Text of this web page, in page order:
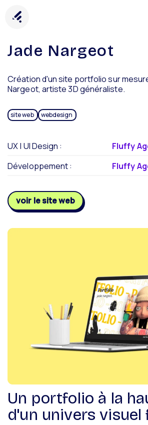
Jade Nargeot
Création d'un site portfolio sur
Nargeot, artiste 3D généraliste.
site web webdesign
UX | UI Design :
Fluffy
Développement :
Fluffy
voir le site web
Ouvrir dans un nouvel onglet
Un portfolio à la
d'un univers